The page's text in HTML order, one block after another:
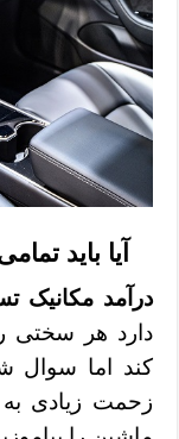
آیا باید
درآمد مکانیک
دارد هر سختی
کند اما سوال
زحمت زیادی